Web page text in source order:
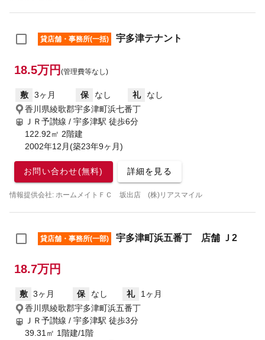
貸店舗・事務所(一括) 宇多津テナント
18.5万円 (管理費等なし)
敷 3ヶ月 保 なし 礼
なし
香川県綾歌郡宇多津町浜七番丁
ＪＲ予讃線 / 宇多津駅 徒歩6分
122.92㎡ 2階建
2002年12月(築23年9ヶ月)
お問い合わせ(無料) 詳細を見る
情報提供会社: ホームメイトＦＣ 坂出店 (株)リアスマイル
貸店舗・事務所(一部) 宇多津町浜五番丁 店舗 Ｊ2
18.7万円
敷 3ヶ月 保 なし 礼
1ヶ月
香川県綾歌郡宇多津町浜五番丁
ＪＲ予讃線 / 宇多津駅 徒歩3分
39.31㎡ 1階建/1階